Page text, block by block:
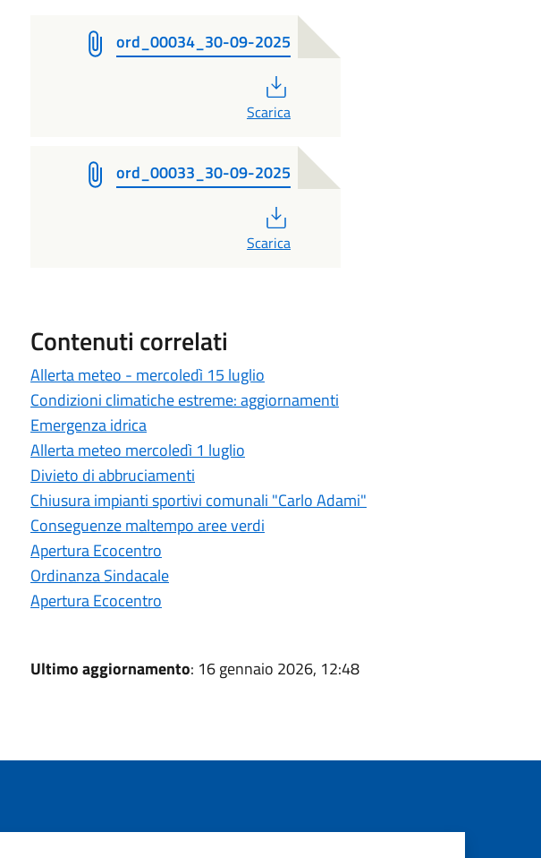
ord_00034_30-09-2025
Scarica
ord_00033_30-09-2025
Scarica
Contenuti correlati
Allerta meteo - mercoledì 15 luglio
Condizioni climatiche estreme: aggiornamenti
Emergenza idrica
Allerta meteo mercoledì 1 luglio
Divieto di abbruciamenti
Chiusura impianti sportivi comunali "Carlo Adami"
Conseguenze maltempo aree verdi
Apertura Ecocentro
Ordinanza Sindacale
Apertura Ecocentro
Ultimo aggiornamento: 16 gennaio 2026, 12:48